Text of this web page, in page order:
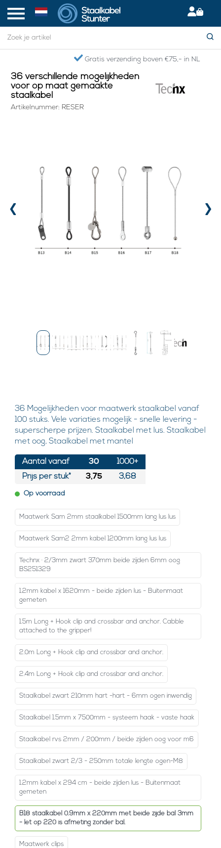
Gratis verzending boven €75,- in NL
Home > 36 verschillende mogelijkheden voor op maat gemaakte staalkabel
36 verschillende mogelijkheden
voor op maat gemaakte
staalkabel
Artikelnummer: RESER
‹ ›
36 Mogelijkheden voor maatwerk staalkabel vanaf
100 stuks. Vele variaties mogelijk - snelle levering -
superscherpe prijzen. Staalkabel met lus. Staalkabel
met oog, Staalkabel met mantel
Aantal vanaf
Prijs per stuk*
30
3,75
1000+
3,68
Op voorraad
Maatwerk Sam 2mm staalkabel 1500mm lang lus lus
Maatwerk Sam2 2mm kabel 1200mm lang lus lus
Technx · 2/3mm zwart 370mm beide zijden 6mm oog
BS251329
1.2mm kabel x 1620mm - beide zijden lus - Buitenmaat
gemeten
1.5m Long + Hook clip and crossbar and anchor. Cabble
attached to the gripper!
2.0m Long + Hook clip and crossbar and anchor.
2.4m Long + Hook clip and crossbar and anchor.
Staalkabel zwart 210mm hart -hart - 6mm ogen inwendig
Staalkabel 1.5mm x 7500mm - systeem haak - vaste haak
Staalkabel rvs 2mm / 200mm / beide zijden oog voor m6
Staalkabel zwart 2/3 - 250mm totale lengte ogen-M8
1.2mm kabel x 294 cm - beide zijden lus - Buitenmaat
gemeten
B18 staalkabel 0.9mm x 220mm met beide zijde bal 3mm
- let op 220 is afmeting zonder bal.
Maatwerk clips